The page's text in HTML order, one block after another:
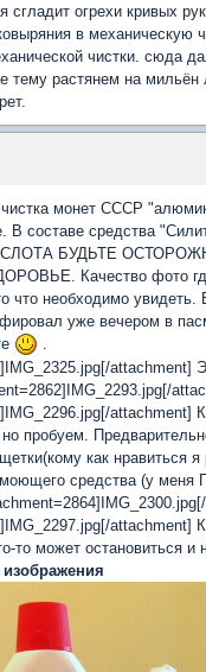
сгладит огрехи кривых
в механическую
чистки. сюда
тему растянем на мильён
монет СССР
В составе средства
БУДЬТЕ
Качество фото
что необходимо увидеть.
уже вечером в
attachment]
attachment]
но пробуем.
как нравиться я
средства (у меня
attachment]
то может остановиться и